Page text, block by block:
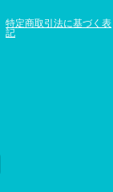
特定商取引法に基づく表
記